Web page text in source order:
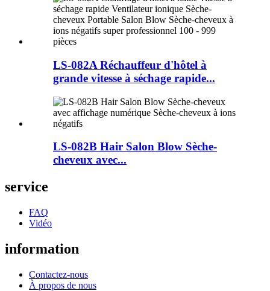
LS-082A Réchauffeur d'hôtel à
grande vitesse à séchage rapide...
LS-082B Hair Salon Blow Sèche-
cheveux avec...
service
FAQ
Vidéo
information
Contactez-nous
À propos de nous